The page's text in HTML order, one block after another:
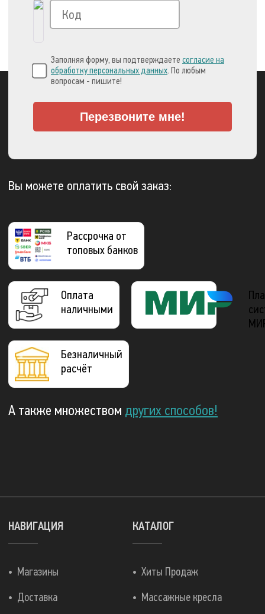
Заполняя форму, вы подтверждаете согласие на
обработку персональных данных. По любым
вопросам - пишите!
Перезвоните мне!
Вы можете оплатить свой заказ:
Рассрочка от
топовых банков
Оплата
наличными
Безналичный
расчёт
А также множеством других способов!
КАТАЛОГ
Хиты Продаж
Массажные кресла
НАВИГАЦИЯ
Магазины
Доставка